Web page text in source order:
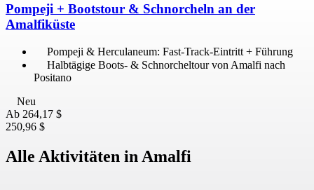
Pompeji + Bootstour & Schnorcheln an der
Amalfiküste
Pompeji & Herculaneum: Fast-Track-Eintritt + Führung
Halbtägige Boots- & Schnorcheltour von Amalfi nach
Positano
Neu
Ab 264,17 $
250,96 $
Alle Aktivitäten in Amalfi